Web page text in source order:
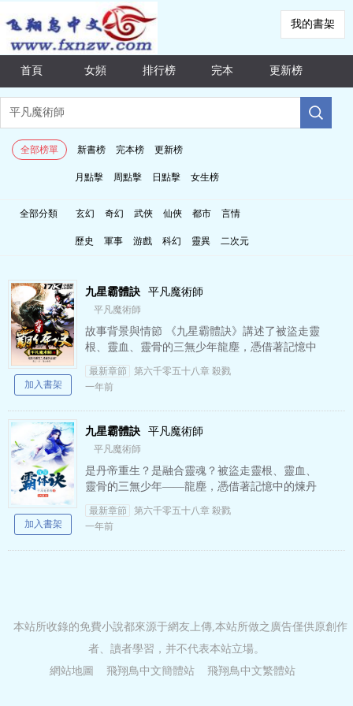
我的書架
首頁 女頻 排行榜 完本 更新榜
全部榜單 新書榜 完本榜 更新榜
月點擊 周點擊 日點擊 女生榜
全部分類 玄幻 奇幻 武俠 仙俠 都市 言情
歷史 軍事 游戲 科幻 靈異 二次元
九星霸體訣 平凡魔術師
平凡魔術師
故事背景與情節 《九星霸體訣》講述了被盜走靈
根、靈血、靈骨的三無少年龍塵，憑借著記憶中
的煉丹神術，修行神秘功法九星霸體訣，撥開重
重迷霧，解開驚天之局…
最新章節
第六千零五十八章 殺戮
一年前
加入書架
九星霸體訣 平凡魔術師
平凡魔術師
是丹帝重生？是融合靈魂？被盜走靈根、靈血、
靈骨的三無少年——龍塵，憑借著記憶中的煉丹
神術，修行神秘功法九星霸體訣，撥開重重迷
霧，解開驚天之局。 手掌…
最新章節
第六千零五十八章 殺戮
一年前
加入書架
本站所收錄的免費小說都來源于網友上傳,本站所做之廣告僅供原創作
者、讀者學習，并不代表本站立場。
網站地圖
飛翔鳥中文簡體站 飛翔鳥中文繁體站